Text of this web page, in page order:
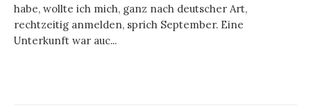
habe, wollte ich mich, ganz nach deutscher Art,
rechtzeitig anmelden, sprich September. Eine
Unterkunft war auc...